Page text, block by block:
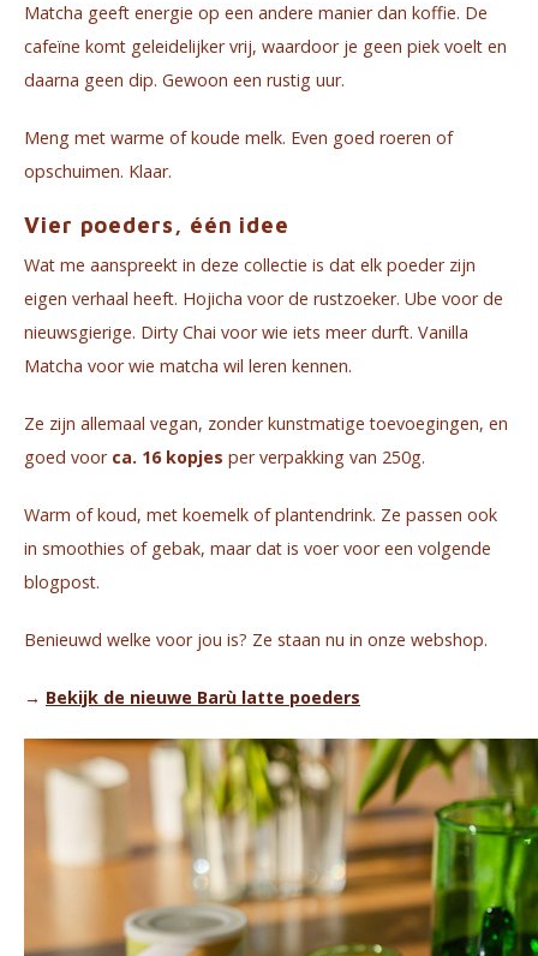
Matcha geeft energie op een andere manier dan koffie. De
cafeïne komt geleidelijker vrij, waardoor je geen piek voelt en
daarna geen dip. Gewoon een rustig uur.
Meng met warme of koude melk. Even goed roeren of
opschuimen. Klaar.
Vier poeders, één idee
Wat me aanspreekt in deze collectie is dat elk poeder zijn
eigen verhaal heeft. Hojicha voor de rustzoeker. Ube voor de
nieuwsgierige. Dirty Chai voor wie iets meer durft. Vanilla
Matcha voor wie matcha wil leren kennen.
Ze zijn allemaal vegan, zonder kunstmatige toevoegingen, en
goed voor ca. 16 kopjes per verpakking van 250g.
Warm of koud, met koemelk of plantendrink. Ze passen ook
in smoothies of gebak, maar dat is voer voor een volgende
blogpost.
Benieuwd welke voor jou is? Ze staan nu in onze webshop.
→ Bekijk de nieuwe Barù latte poeders